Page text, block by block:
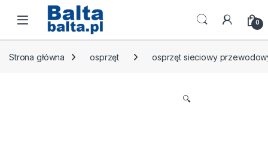
Skip to navigation
Skip to content
Open 0
Strona główna osprzęt osprzęt sieciowy
🔍